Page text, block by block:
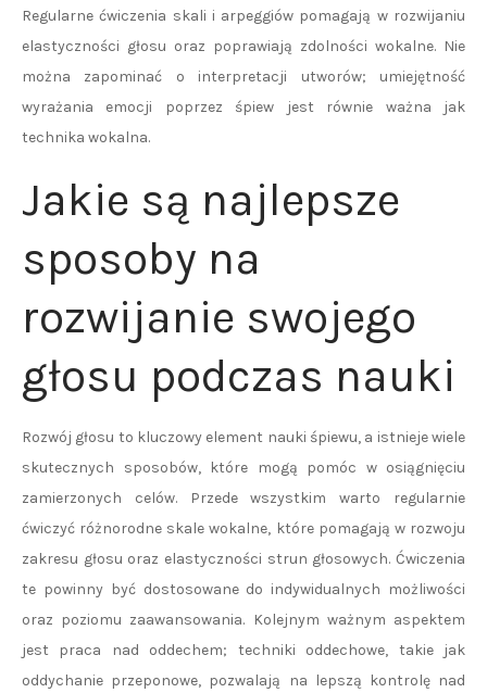
Regularne ćwiczenia skali i arpeggiów pomagają w rozwijaniu
elastyczności głosu oraz poprawiają zdolności wokalne. Nie
można zapominać o interpretacji utworów; umiejętność
wyrażania emocji poprzez śpiew jest równie ważna jak
technika wokalna.
Jakie są najlepsze
sposoby na
rozwijanie swojego
głosu podczas nauki
Rozwój głosu to kluczowy element nauki śpiewu, a istnieje wiele
skutecznych sposobów, które mogą pomóc w osiągnięciu
zamierzonych celów. Przede wszystkim warto regularnie
ćwiczyć różnorodne skale wokalne, które pomagają w rozwoju
zakresu głosu oraz elastyczności strun głosowych. Ćwiczenia
te powinny być dostosowane do indywidualnych możliwości
oraz poziomu zaawansowania. Kolejnym ważnym aspektem
jest praca nad oddechem; techniki oddechowe, takie jak
oddychanie przeponowe, pozwalają na lepszą kontrolę nad